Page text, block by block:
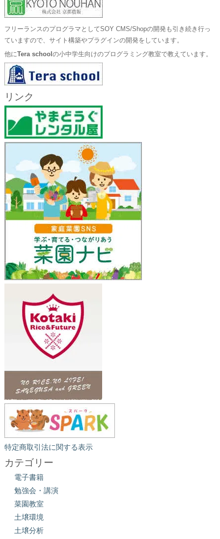
フリーランスのプログラマとしてSOY CMS/Shopの開発も引き続き行っ
ていますので、サイト構築やプラグインの開発をしています。
他にTera school の小中学生向けのプログラミング教室で教えています。
リンク
特定商取引法に関する表示
カテゴリー
電子書籍
勉強会・講演
菜園教室
土壌環境
土壌分析